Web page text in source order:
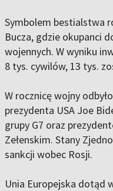
Symbolem bestialstwa
Bucza, gdzie okupanci
wojennych. W wyniku
8 tys. cywilów, 13 tys.
W rocznicę wojny
prezydenta USA Joe
grupy G7 oraz
Zełenskim. Stany
sankcji wobec Rosji.
Unia Europejska dotąd